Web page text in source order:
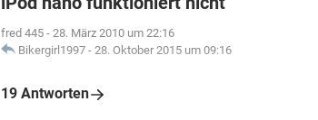
fred 445 - 28. März 2010 um 22:16
Bikergirl1997 - 28. Oktober 2015 um 09:16
19 Antworten